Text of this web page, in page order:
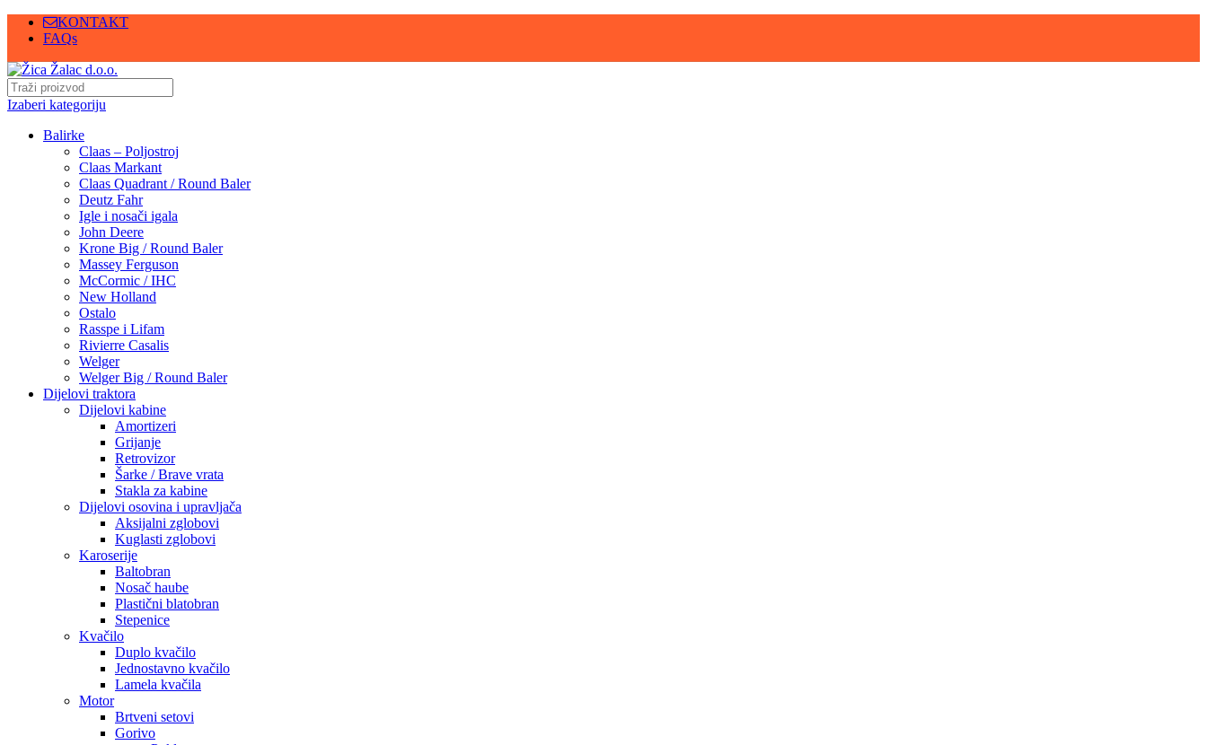
KONTAKT
FAQs
Izaberi kategoriju
Balirke
Claas – Poljostroj
Claas Markant
Claas Quadrant / Round Baler
Deutz Fahr
Igle i nosači igala
John Deere
Krone Big / Round Baler
Massey Ferguson
McCormic / IHC
New Holland
Ostalo
Rasspe i Lifam
Rivierre Casalis
Welger
Welger Big / Round Baler
Dijelovi traktora
Dijelovi kabine
Amortizeri
Grijanje
Retrovizor
Šarke / Brave vrata
Stakla za kabine
Dijelovi osovina i upravljača
Aksijalni zglobovi
Kuglasti zglobovi
Karoserije
Baltobran
Nosač haube
Plastični blatobran
Stepenice
Kvačilo
Duplo kvačilo
Jednostavno kvačilo
Lamela kvačila
Motor
Brtveni setovi
Gorivo